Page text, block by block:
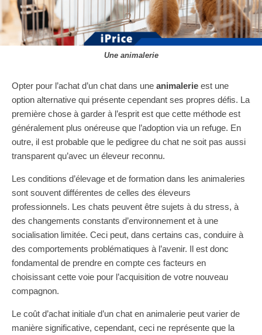
Une animalerie
Opter pour l’achat d’un chat dans une animalerie est une
option alternative qui présente cependant ses propres défis. La
première chose à garder à l’esprit est que cette méthode est
généralement plus onéreuse que l’adoption via un refuge. En
outre, il est probable que le pedigree du chat ne soit pas aussi
transparent qu’avec un éleveur reconnu.
Les conditions d’élevage et de formation dans les animaleries
sont souvent différentes de celles des éleveurs
professionnels. Les chats peuvent être sujets à du stress, à
des changements constants d’environnement et à une
socialisation limitée. Ceci peut, dans certains cas, conduire à
des comportements problématiques à l’avenir. Il est donc
fondamental de prendre en compte ces facteurs en
choisissant cette voie pour l’acquisition de votre nouveau
compagnon.
Le coût d’achat initiale d’un chat en animalerie peut varier de
manière significative, cependant, ceci ne représente que la